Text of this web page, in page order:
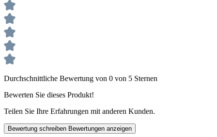
Durchschnittliche Bewertung von 0 von 5 Sternen
Bewerten Sie dieses Produkt!
Teilen Sie Ihre Erfahrungen mit anderen Kunden.
Bewertung schreiben Bewertungen anzeigen